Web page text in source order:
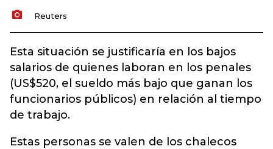
Reuters
Esta situación se justificaría en los bajos
salarios de quienes laboran en los penales
(US$520, el sueldo más bajo que ganan los
funcionarios públicos) en relación al tiempo
de trabajo.
Estas personas se valen de los chalecos